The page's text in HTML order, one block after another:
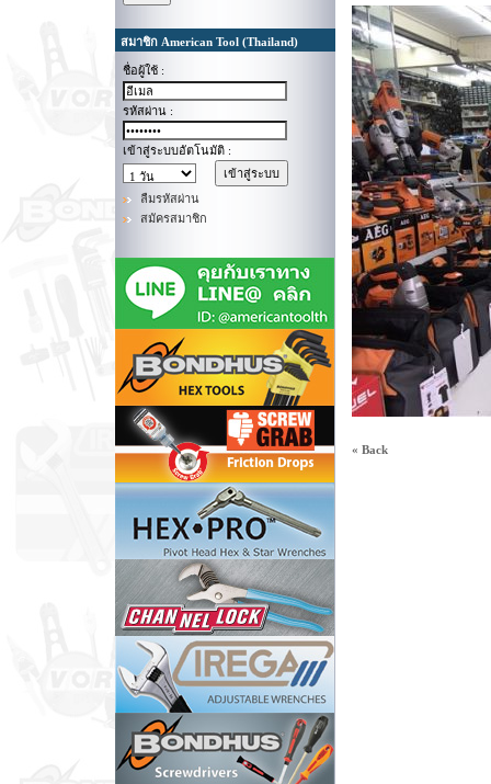
สมาชิก American Tool (Thailand)
ชื่อผู้ใช้ :
รหัสผ่าน :
เข้าสู่ระบบอัตโนมัติ :
ลืมรหัสผ่าน
สมัครสมาชิก
« Back